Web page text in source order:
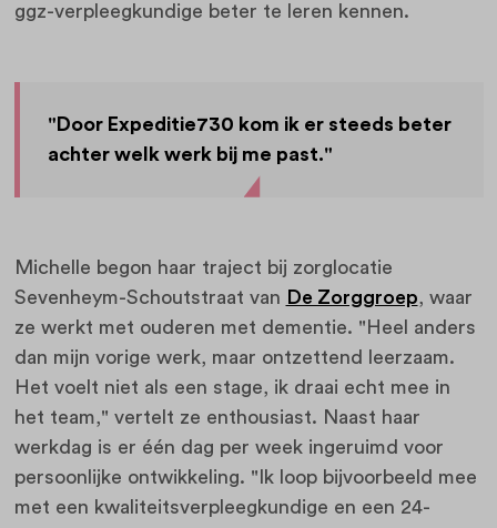
ggz-verpleegkundige beter te leren kennen.
"Door Expeditie730 kom ik er steeds beter
achter welk werk bij me past."
Michelle begon haar traject bij zorglocatie
Sevenheym-Schoutstraat van De Zorggroep, waar
ze werkt met ouderen met dementie. "Heel anders
dan mijn vorige werk, maar ontzettend leerzaam.
Het voelt niet als een stage, ik draai echt mee in
het team," vertelt ze enthousiast. Naast haar
werkdag is er één dag per week ingeruimd voor
persoonlijke ontwikkeling. "Ik loop bijvoorbeeld mee
met een kwaliteitsverpleegkundige en een 24-